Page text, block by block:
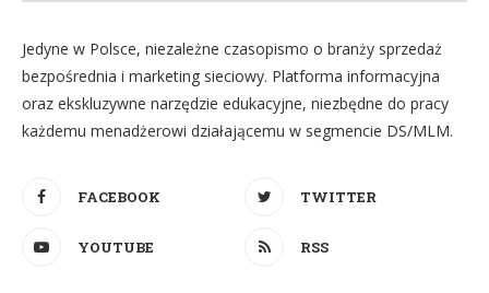
Jedyne w Polsce, niezależne czasopismo o branży sprzedaż
bezpośrednia i marketing sieciowy. Platforma informacyjna
oraz ekskluzywne narzędzie edukacyjne, niezbędne do pracy
każdemu menadżerowi działającemu w segmencie DS/MLM.
FACEBOOK TWITTER
YOUTUBE RSS